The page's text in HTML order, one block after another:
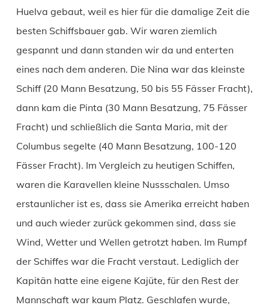
Huelva gebaut, weil es hier für die damalige Zeit die
besten Schiffsbauer gab. Wir waren ziemlich
gespannt und dann standen wir da und enterten
eines nach dem anderen. Die Nina war das kleinste
Schiff (20 Mann Besatzung, 50 bis 55 Fässer Fracht),
dann kam die Pinta (30 Mann Besatzung, 75 Fässer
Fracht) und schließlich die Santa Maria, mit der
Columbus segelte (40 Mann Besatzung, 100-120
Fässer Fracht). Im Vergleich zu heutigen Schiffen,
waren die Karavellen kleine Nussschalen. Umso
erstaunlicher ist es, dass sie Amerika erreicht haben
und auch wieder zurück gekommen sind, dass sie
Wind, Wetter und Wellen getrotzt haben. Im Rumpf
der Schiffes war die Fracht verstaut. Lediglich der
Kapitän hatte eine eigene Kajüte, für den Rest der
Mannschaft war kaum Platz. Geschlafen wurde,